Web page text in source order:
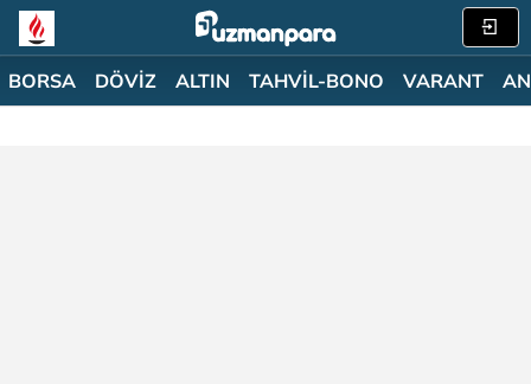
BORSA DÖVİZ ALTIN TAHVİL-BONO VARANT